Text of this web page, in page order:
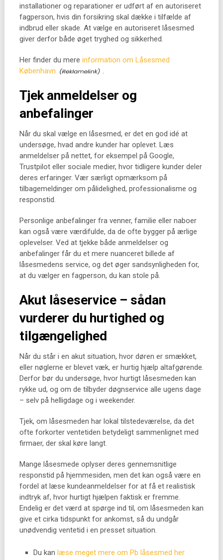
installationer og reparationer er udført af en autoriseret
fagperson, hvis din forsikring skal dække i tilfælde af
indbrud eller skade. At vælge en autoriseret låsesmed
giver derfor både øget tryghed og sikkerhed.
Her finder du mere information om Låsesmed
København
.
Tjek anmeldelser og
anbefalinger
Når du skal vælge en låsesmed, er det en god idé at
undersøge, hvad andre kunder har oplevet. Læs
anmeldelser på nettet, for eksempel på Google,
Trustpilot eller sociale medier, hvor tidligere kunder deler
deres erfaringer. Vær særligt opmærksom på
tilbagemeldinger om pålidelighed, professionalisme og
responstid.
Personlige anbefalinger fra venner, familie eller naboer
kan også være værdifulde, da de ofte bygger på ærlige
oplevelser. Ved at tjekke både anmeldelser og
anbefalinger får du et mere nuanceret billede af
låsesmedens service, og det øger sandsynligheden for,
at du vælger en fagperson, du kan stole på.
Akut låseservice – sådan
vurderer du hurtighed og
tilgængelighed
Når du står i en akut situation, hvor døren er smækket,
eller nøglerne er blevet væk, er hurtig hjælp altafgørende.
Derfor bør du undersøge, hvor hurtigt låsesmeden kan
rykke ud, og om de tilbyder døgnservice alle ugens dage
– selv på helligdage og i weekender.
Tjek, om låsesmeden har lokal tilstedeværelse, da det
ofte forkorter ventetiden betydeligt sammenlignet med
firmaer, der skal køre langt.
Mange låsesmede oplyser deres gennemsnitlige
responstid på hjemmesiden, men det kan også være en
fordel at læse kundeanmeldelser for at få et realistisk
indtryk af, hvor hurtigt hjælpen faktisk er fremme.
Endelig er det værd at spørge ind til, om låsesmeden kan
give et cirka tidspunkt for ankomst, så du undgår
unødvendig ventetid i en presset situation.
Du kanlæse meget mere om Pb låsesmed her